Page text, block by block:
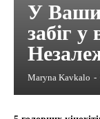
У
забіг
Maryna Kavkalo -